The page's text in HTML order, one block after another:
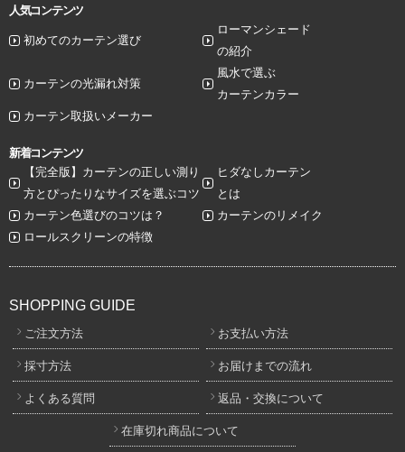
人気コンテンツ
初めてのカーテン選び
ローマンシェード
の紹介
カーテンの光漏れ対策
風水で選ぶ
カーテンカラー
カーテン取扱いメーカー
新着コンテンツ
【完全版】カーテンの正しい測り
方とぴったりなサイズを選ぶコツ
ヒダなしカーテン
とは
カーテン色選びのコツは？
カーテンのリメイク
ロールスクリーンの特徴
SHOPPING GUIDE
ご注文方法 お支払い方法
採寸方法 お届けまでの流れ
よくある質問 返品・交換について
在庫切れ商品について